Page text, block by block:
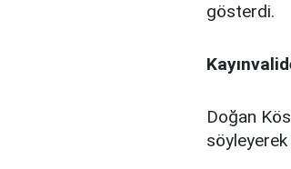
gösterdi.
Doğan